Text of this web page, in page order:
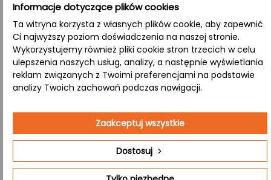
Klasa, w której strona A (góra) prezentuje powierzchnię
bez sęków, a strona B (dół) eksponuje naturalne sęki,
różnorodną kolorystykę i subtelne przebarwienia.
Zastosowanie:
– Funkcjonalny blat, który zapewnia
komfort pracy oraz prestiżowy wygląd
przestrzeni biurowej. Eleganckie drewno podkreśli
profesjonalny charakter każdego wnętrza.
Informacje dotyczące plików cookies
Ta witryna korzysta z własnych plików cookie, aby zapewnić
Ci najwyższy poziom doświadczenia na naszej stronie.
Wykorzystujemy również pliki cookie stron trzecich w celu
ulepszenia naszych usług, analizy, a następnie wyświetlania
reklam związanych z Twoimi preferencjami na podstawie
analizy Twoich zachowań podczas nawigacji.
Dostosuj
Zaakceptuj wszystkie